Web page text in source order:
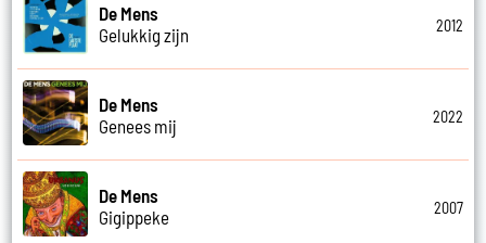
De Mens
Gelukkig zijn
2012
De Mens
Genees mij
2022
De Mens
Gigippeke
2007